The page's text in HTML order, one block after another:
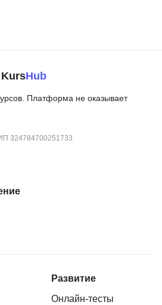
KursHub
Платформа не оказывает
324784700251733
Развитие
Онлайн-тесты